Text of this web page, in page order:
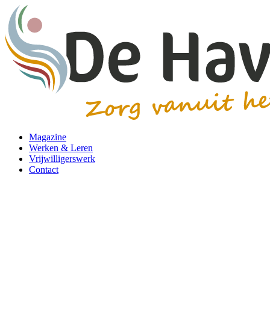
Magazine
Werken & Leren
Vrijwilligerswerk
Contact